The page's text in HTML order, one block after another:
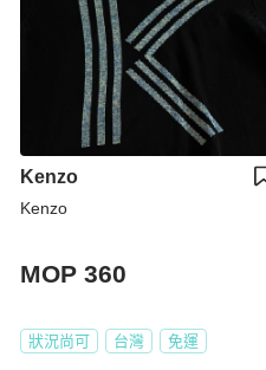
Kenzo
Kenzo
MOP 360
狀況尚可 台灣 免運